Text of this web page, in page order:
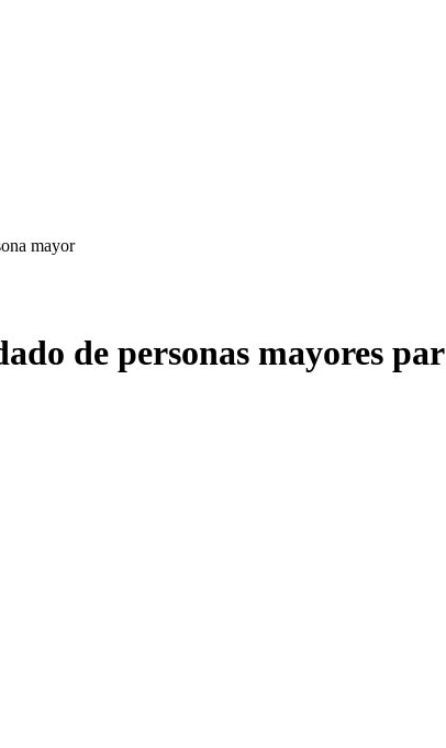
mayor
de personas mayores